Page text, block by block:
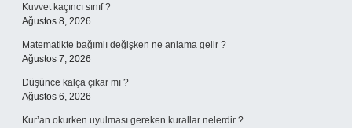
Kuvvet kaçıncı sınıf ?
Ağustos 8, 2026
Matematikte bağımlı değişken ne anlama gelir ?
Ağustos 7, 2026
Düşünce kalça çıkar mı ?
Ağustos 6, 2026
Kur’an okurken uyulması gereken kurallar nelerdir ?